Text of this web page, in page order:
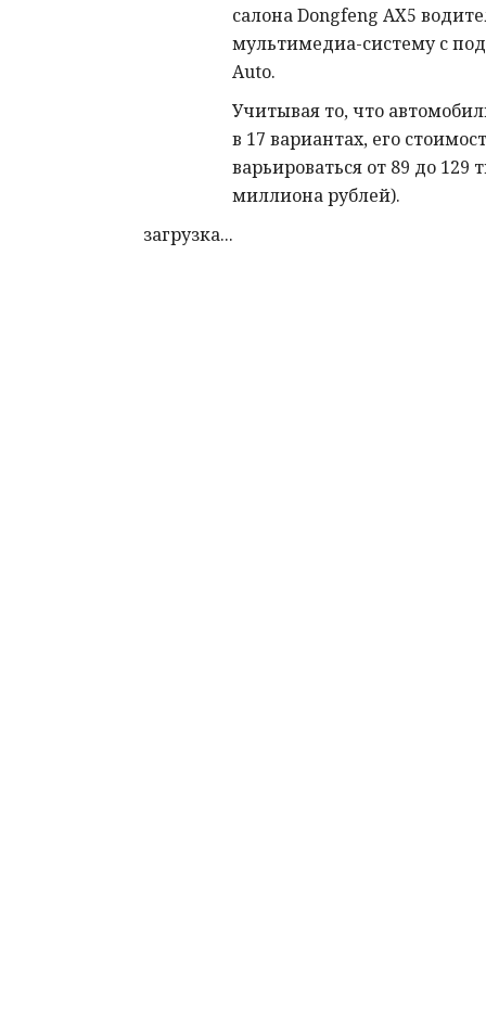
салона Dongfeng AX5
мультимедиа-систему с
Auto.
Учитывая то, что
в 17 вариантах, его
варьироваться от 89 до 129
миллиона рублей).
загрузка...